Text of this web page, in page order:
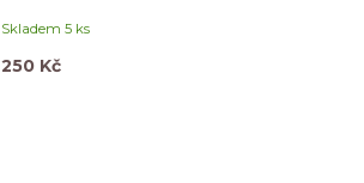
Skladem 5 ks
250 Kč